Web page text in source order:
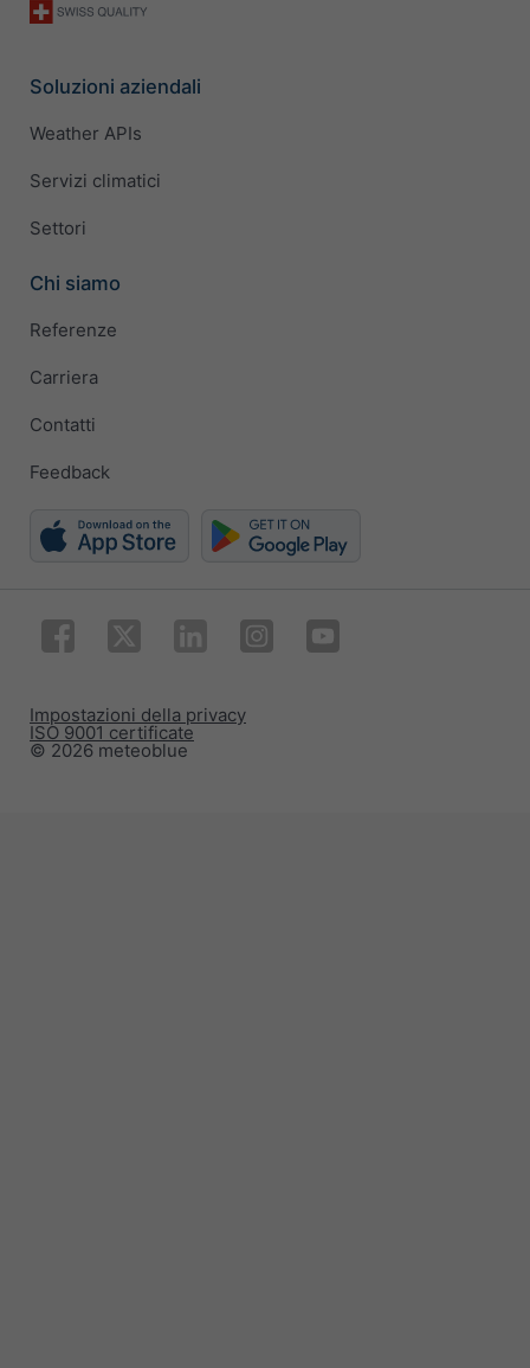
Soluzioni aziendali
Weather APIs
Servizi climatici
Settori
Chi siamo
Referenze
Carriera
Contatti
Feedback
© 2026 meteoblue
ISO 9001 certificate
Impostazioni della privacy